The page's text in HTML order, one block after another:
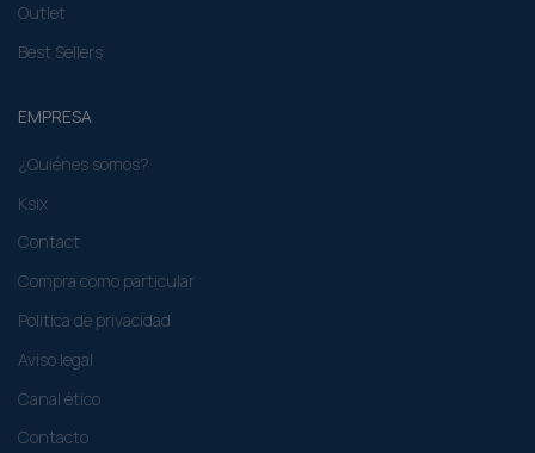
Outlet
Best Sellers
EMPRESA
¿Quiénes somos?
Ksix
Contact
Compra como particular​
Politica de privacidad
Aviso legal
Canal ético
Contacto